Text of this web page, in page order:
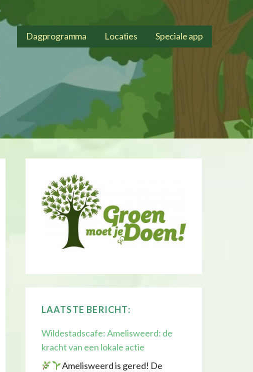
Dagprogramma Locaties Speciale app
LAATSTE BERICHT:
Wildestadscafe: Amelisweerd: de
kracht van een lokale actie
Amelisweerd is gered! De